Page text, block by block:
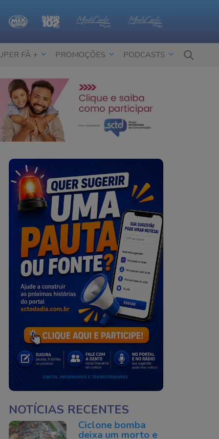
FÃ + PROMOÇÕES PODCASTS
NOTÍCIAS RECENTES
Ciclone bomba
deixa um morto e